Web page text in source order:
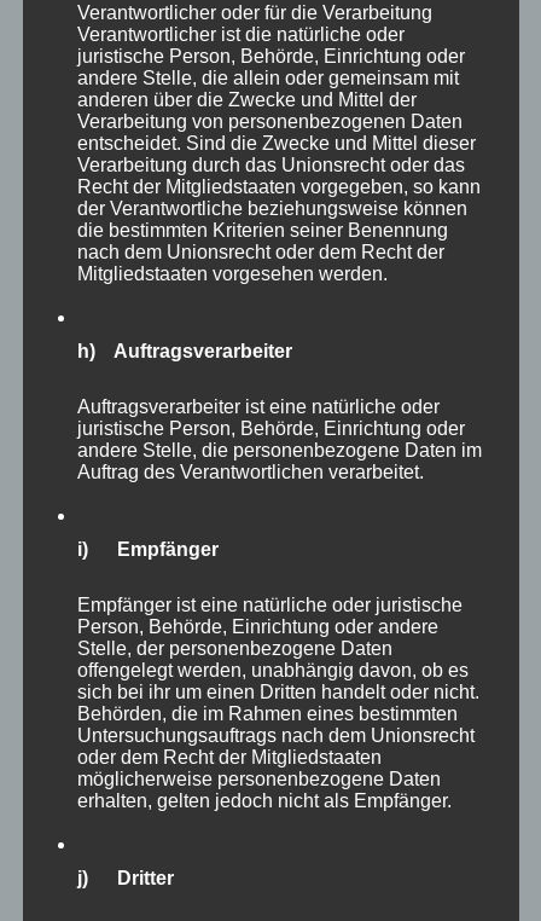
Eine weitere große Voliere, die leider nicht
begehbar war, präsentierte Löffler, Kraniche,
Storche und weitere Vögel.
Nach fünf Stunden waren meine Beine langsam
müde und so habe ich viele Tiere nicht mehr
aufgesucht. Es muss ja nicht alles in einem
Besuch erledigt werden. Auf dem Weg lagen
allerdings nochDachs
Verantwortlicher oder für die Verarbeitung
Verantwortlicher ist die natürliche oder
juristische Person, Behörde, Einrichtung oder
andere Stelle, die allein oder gemeinsam mit
anderen über die Zwecke und Mittel der
Verarbeitung von personenbezogenen Daten
entscheidet. Sind die Zwecke und Mittel dieser
Verarbeitung durch das Unionsrecht oder das
Recht der Mitgliedstaaten vorgegeben, so kann
der Verantwortliche beziehungsweise können
die bestimmten Kriterien seiner Benennung
nach dem Unionsrecht oder dem Recht der
Mitgliedstaaten vorgesehen werden.
h) Auftragsverarbeiter
Auftragsverarbeiter ist eine natürliche oder
juristische Person, Behörde, Einrichtung oder
andere Stelle, die personenbezogene Daten im
Auftrag des Verantwortlichen verarbeitet.
i) Empfänger
Empfänger ist eine natürliche oder juristische
Person, Behörde, Einrichtung oder andere
Stelle, der personenbezogene Daten
offengelegt werden, unabhängig davon, ob es
sich bei ihr um einen Dritten handelt oder nicht.
Behörden, die im Rahmen eines bestimmten
Untersuchungsauftrags nach dem Unionsrecht
oder dem Recht der Mitgliedstaaten
möglicherweise personenbezogene Daten
erhalten, gelten jedoch nicht als Empfänger.
j) Dritter